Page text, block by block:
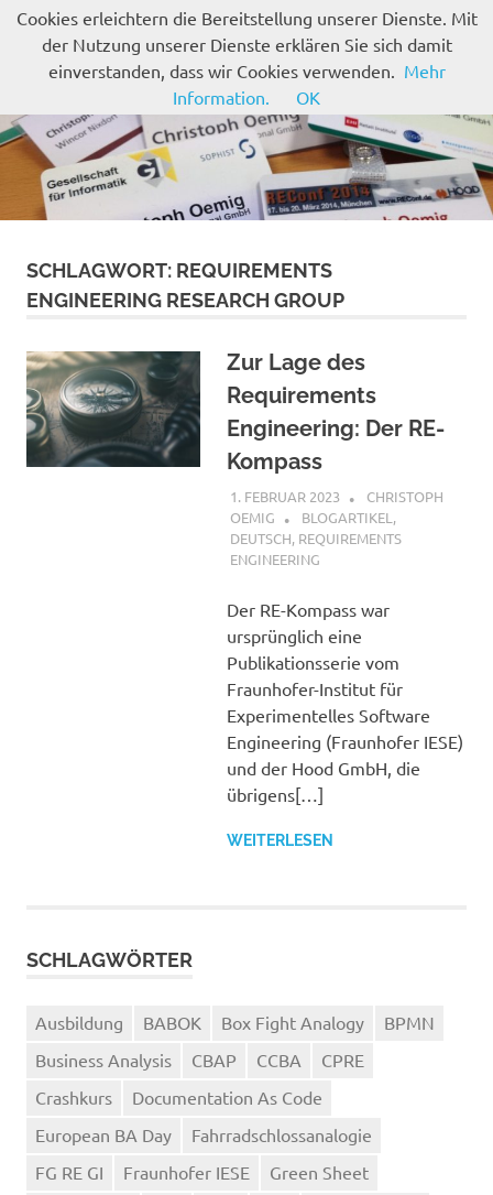
Zum
springen
SCHLAGWORT: REQUIREMENTS
ENGINEERING RESEARCH GROUP
Zur Lage des
Requirements
Engineering: Der RE-
Kompass
1. FEBRUAR 2023
CHRISTOPH
OEMIG
BLOGARTIKEL ,
DEUTSCH, REQUIREMENTS
ENGINEERING
Der RE-Kompass war
ursprünglich eine
Publikationsserie vom
Fraunhofer-Institut für
Experimentelles Software
Engineering (Fraunhofer IESE)
und der Hood GmbH, die
übrigens[…]
WEITERLESEN
SCHLAGWÖRTER
Ausbildung BABOK Box Fight Analogy
BPMN
Business Analysis
CBAP CCBA
CPRE
Crashkurs
Documentation As Code
European BA Day
Fahrradschlossanalogie
FG RE GI
Fraunhofer IESE
Green Sheet
Cookies erleichtern die Bereitstellung unserer Dienste. Mit
der Nutzung unserer Dienste erklären Sie sich damit
einverstanden, dass wir Cookies verwenden. Mehr
Information.
OK